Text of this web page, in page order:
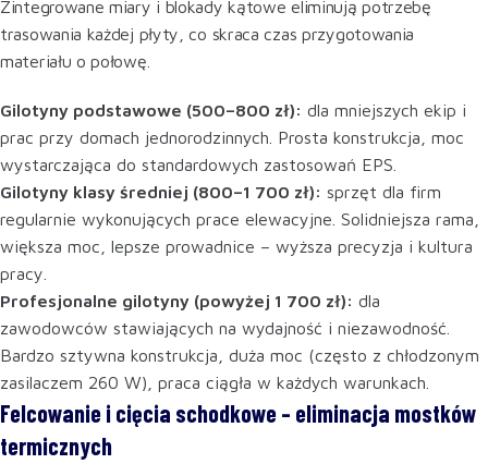
Zintegrowane miary i blokady kątowe eliminują potrzebę
trasowania każdej płyty, co skraca czas przygotowania
materiału o połowę.
Gilotyny podstawowe (500–800 zł): dla mniejszych ekip i
prac przy domach jednorodzinnych. Prosta konstrukcja, moc
wystarczająca do standardowych zastosowań EPS.
Gilotyny klasy średniej (800–1 700 zł): sprzęt dla firm
regularnie wykonujących prace elewacyjne. Solidniejsza rama,
większa moc, lepsze prowadnice – wyższa precyzja i kultura
pracy.
Profesjonalne gilotyny (powyżej 1 700 zł): dla
zawodowców stawiających na wydajność i niezawodność.
Bardzo sztywna konstrukcja, duża moc (często z chłodzonym
zasilaczem 260 W), praca ciągła w każdych warunkach.
Felcowanie i cięcia schodkowe – eliminacja mostków
termicznych